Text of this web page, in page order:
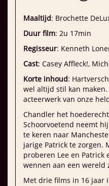
Maaltijd: Brochette
Duur film: 2u 17min
Regisseur: Kenneth
Cast: Casey Affleck!,
Korte inhoud:
wel altijd stil kan
acteerwerk van onze
Chandler het
Schoorvoetend neemt
te keren naar
jarige Patrick te zorgen.
proberen Lee en Patrick
wennen aan een wereld
Met drie films in 16 jaar